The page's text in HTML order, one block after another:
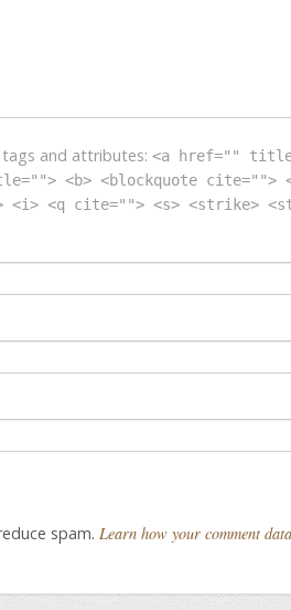
tags and attributes: <a href=""
<b> <blockquote cite="">
<i> <q cite=""> <s> <strike>
spam. Learn how your comment